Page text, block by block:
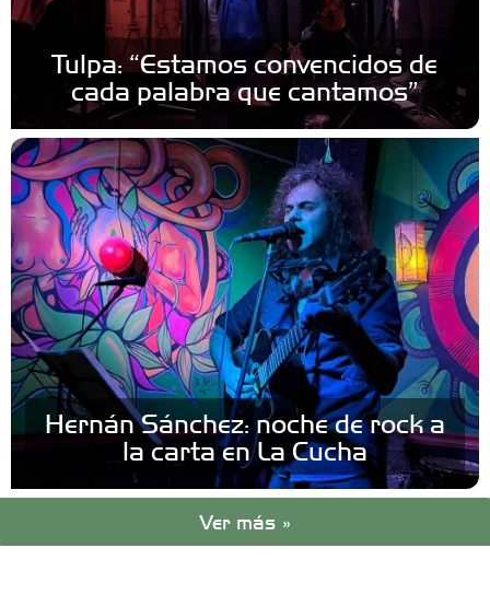
Tulpa: “Estamos convencidos de
cada palabra que cantamos”
Hernán Sánchez: noche de rock a
la carta en La Cucha
Ver más »